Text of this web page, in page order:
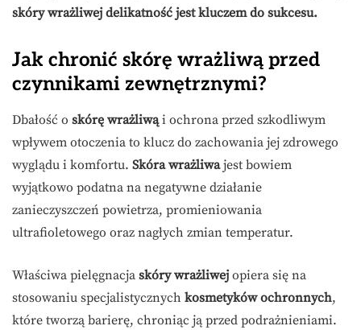
skóry wrażliwej delikatność jest kluczem do sukcesu.
Jak chronić skórę wrażliwą przed
czynnikami zewnętrznymi?
Dbałość o skórę wrażliwąi ochrona przed szkodliwym
wpływem otoczenia to klucz do zachowania jej zdrowego
wyglądu i komfortu. Skóra wrażliwajest bowiem
wyjątkowo podatna na negatywne działanie
zanieczyszczeń powietrza, promieniowania
ultrafioletowego oraz nagłych zmian temperatur.
Właściwa pielęgnacja skóry wrażliwej opiera się na
stosowaniu specjalistycznych kosmetyków ochronnych,
które tworzą barierę, chroniąc ją przed podrażnieniami.